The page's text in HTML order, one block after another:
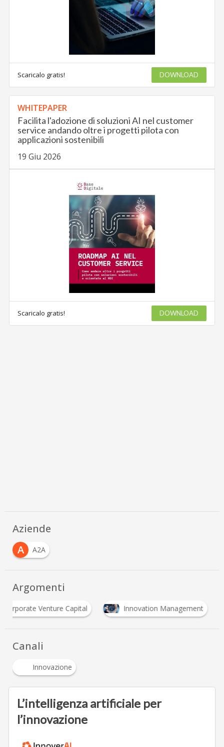
Scaricalo gratis! DOWNLOAD
WHITEPAPER
Facilita l'adozione di soluzioni AI nel customer
service andando oltre i progetti pilota con
applicazioni sostenibili
19 Giu 2026
Scaricalo gratis! DOWNLOAD
Aziende
A
A2A
Argomenti
Corporate Venture Capital Innovation
Canali
Innovazione
L’intelligenza artificiale per
l’innovazione